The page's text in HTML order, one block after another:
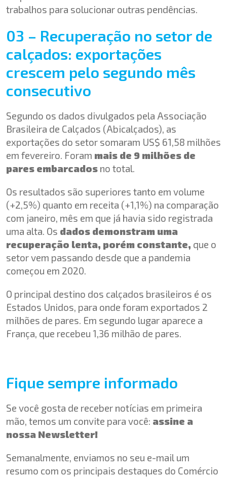
trabalhos para solucionar outras pendências.
03 – Recuperação no setor de
calçados: exportações
crescem pelo segundo mês
consecutivo
Segundo os dados divulgados pela Associação
Brasileira de Calçados (Abicalçados), as
exportações do setor somaram US$ 61,58 milhões
em fevereiro. Foram mais de 9 milhões de
pares embarcados no total.
Os resultados são superiores tanto em volume
(+2,5%) quanto em receita (+1,1%) na comparação
com janeiro, mês em que já havia sido registrada
uma alta. Os dados demonstram uma
recuperação lenta, porém constante, que o
setor vem passando desde que a pandemia
começou em 2020.
O principal destino dos calçados brasileiros é os
Estados Unidos, para onde foram exportados 2
milhões de pares. Em segundo lugar aparece a
França, que recebeu 1,36 milhão de pares.
Fique sempre informado
Se você gosta de receber notícias em primeira
mão, temos um convite para você: assine a
nossa Newsletter!
Semanalmente, enviamos no seu e-mail um
resumo com os principais destaques do Comércio